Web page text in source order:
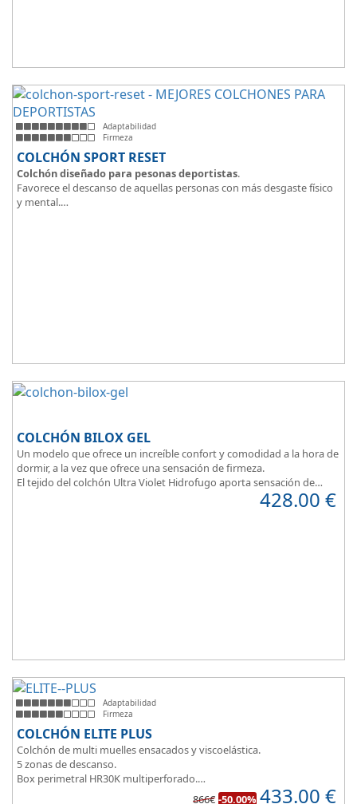
Adaptabilidad
Firmeza
COLCHÓN SPORT RESET
Colchón diseñado para pesonas deportistas.
Favorece el descanso de aquellas personas con más desgaste físico
y mental.
COLCHÓN BILOX GEL
Un modelo que ofrece un increíble confort y comodidad a la hora de
dormir, a la vez que ofrece una sensación de firmeza.
El tejido del colchón Ultra Violet Hidrofugo aporta sensación de
Sus capas de ViscoEnergy facilitan la relajación muscular y evita los
428.00 €
Adaptabilidad
Firmeza
COLCHÓN ELITE PLUS
Colchón de multi muelles ensacados y viscoelástica.
5 zonas de descanso.
Box perimetral HR30K multiperforado.
Para personas que buscan la comodidad y confort a la hora de
866€ -50.00% 433.00 €